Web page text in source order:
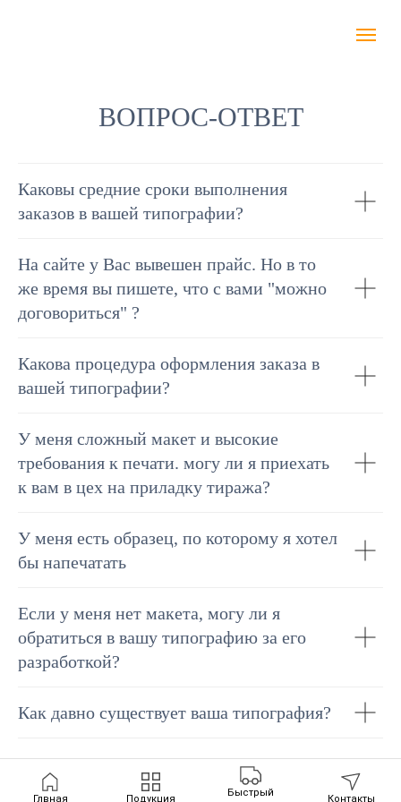
ВОПРОС-ОТВЕТ
Каковы средние сроки выполнения
заказов в вашей типографии?
На сайте у Вас вывешен прайс. Но в то
же время вы пишете, что с вами "можно
договориться" ?
Какова процедура оформления заказа в
вашей типографии?
У меня сложный макет и высокие
требования к печати. могу ли я приехать
к вам в цех на приладку тиража?
У меня есть образец, по которому я хотел
бы напечатать
Если у меня нет макета, могу ли я
обратиться в вашу типографию за его
разработкой?
Как давно существует ваша типография?
Глвная Подукция
Быстрый
Контакты